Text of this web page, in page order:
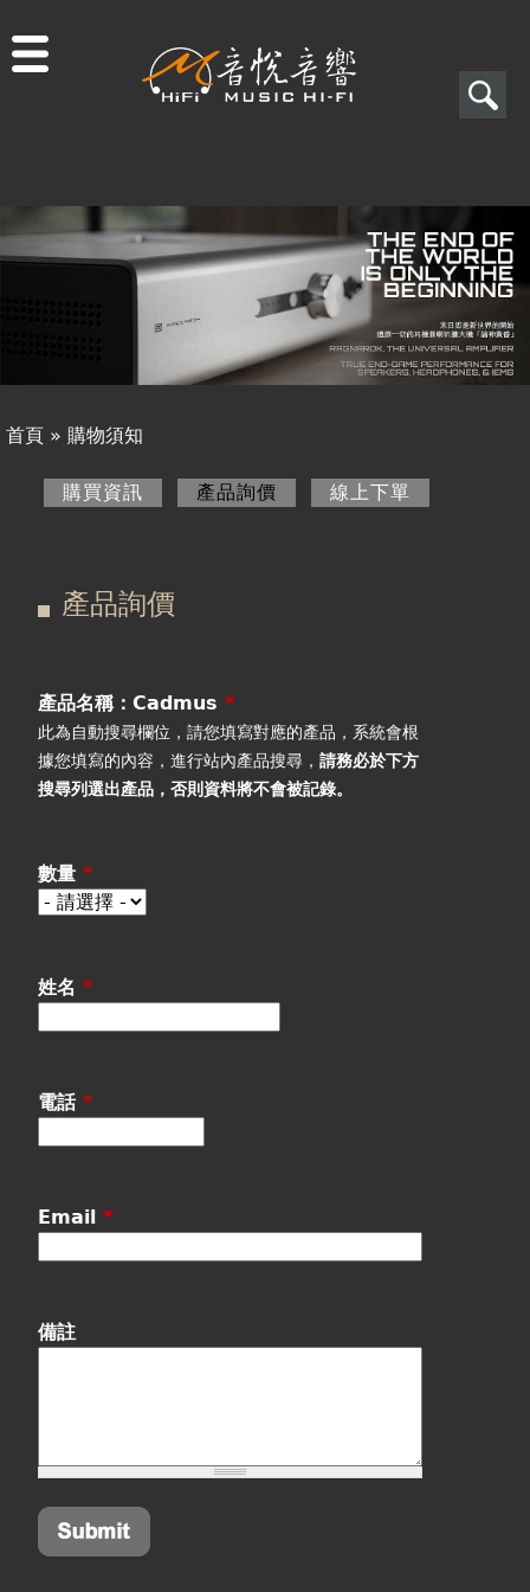
搜
表
單
搜
尋
商品一覽
二手專區
視聽專欄
購物須知
購買資訊
視聽室預約
線上商城
您
首頁 » 購物須知
引
標
購買資訊 產品詢價 (作用中頁籤)
線上下單
產品詢價
產品名稱：Cadmus*
此為自動搜尋欄位，請您填寫對應的產品，系統會根
據您填寫的內容，進行站內產品搜尋，請務必於下方
搜尋列選出產品 ，否則資料將不會被記錄。
數量*
姓名*
電話*
Email*
備註